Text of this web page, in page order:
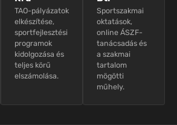
TAO-pályázatok
elkészítése,
sportfejlesztési
programok
kidolgozása és
teljes körű
elszámolása.
Sportszakmai
oktatások,
online ÁSZF-
tanácsadás és
a szakmai
tartalom
mögötti
műhely.